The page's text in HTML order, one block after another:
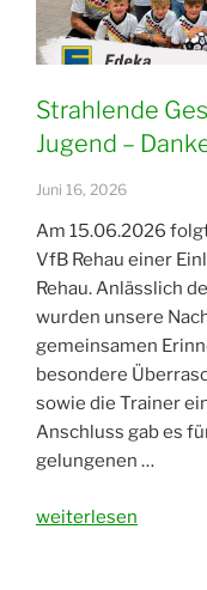
Strahlende
Jugend –
Juni 16, 2026
Am 15.06.2026
VfB Rehau einer
Rehau. Anlässlich
wurden unsere
gemeinsamen
besondere
sowie die Trainer
Anschluss gab es
gelungenen …
„Strahlende
weiterlesen